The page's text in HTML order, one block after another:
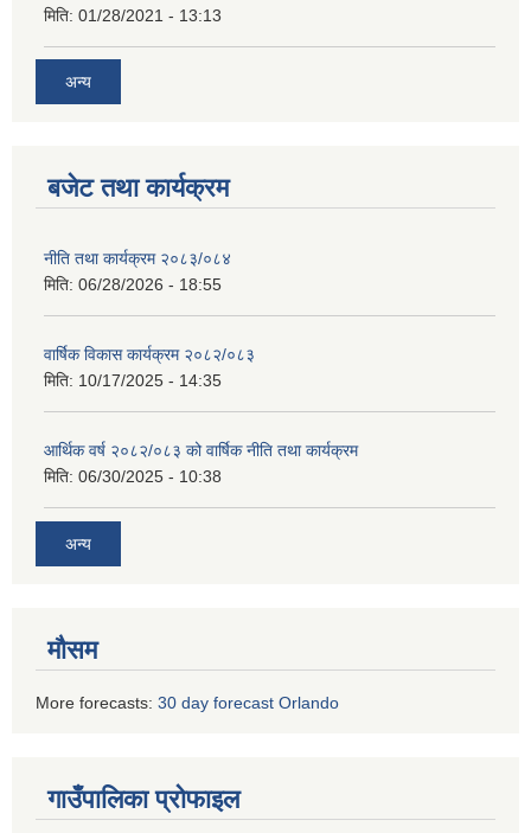
मिति: 01/28/2021 - 13:13
अन्य
बजेट तथा कार्यक्रम
नीति तथा कार्यक्रम २०८३/०८४
मिति: 06/28/2026 - 18:55
वार्षिक विकास कार्यक्रम २०८२/०८३
मिति: 10/17/2025 - 14:35
आर्थिक वर्ष २०८२/०८३ को वार्षिक नीति तथा कार्यक्रम
मिति: 06/30/2025 - 10:38
अन्य
मौसम
More forecasts: 30 day forecast Orlando
गाउँपालिका प्रोफाइल